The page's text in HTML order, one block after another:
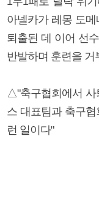
아넬카가 레몽 도
퇴출된 데 이어 선
반발하며 훈련을 거
△"축구협회에서 사
스 대표팀과 축구
런 일이다"